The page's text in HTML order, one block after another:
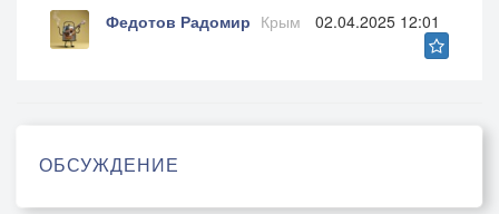
Федотов Радомир Крым 02.04.2025 12:01
ОБСУЖДЕНИЕ